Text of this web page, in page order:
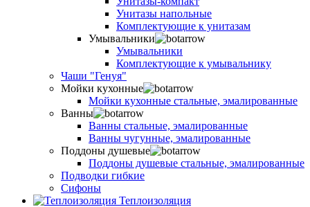
Унитазы напольные
Комплектующие к унитазам
Умывальники
Умывальники
Комплектующие к умывальнику
Чаши "Генуя"
Мойки кухонные
Мойки кухонные стальные, эмалированные
Ванны
Ванны стальные, эмалированные
Ванны чугунные, эмалированные
Поддоны душевые
Поддоны душевые стальные, эмалированные
Подводки гибкие
Сифоны
Теплоизоляция